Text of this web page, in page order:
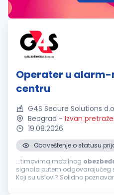
Operater u
centru
G4S Secure Solutions
Beograd - Izvan
19.08.2026
Obaveštenje o statusu
...timovima mobilnog
signala putem odgovarajućeg
Koji su uslovi? Solidno poznavanje rada na računaru Poželjno